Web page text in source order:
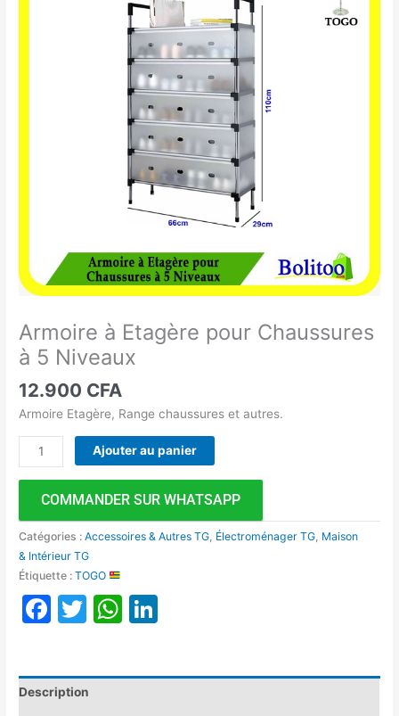
Armoire à Etagère pour Chaussures
à 5 Niveaux
12.900 CFA
Armoire Etagère, Range chaussures et autres.
Ajouter au panier
COMMANDER SUR WHATSAPP
Catégories :Accessoires & Autres TG Électroménager TG Maison
& Intérieur TG
Étiquette :TOGO
Facebook
TwitterWhatsApp
Description